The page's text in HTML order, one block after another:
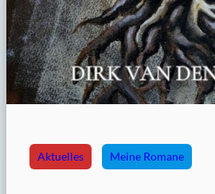
Aktuelles Meine Romane